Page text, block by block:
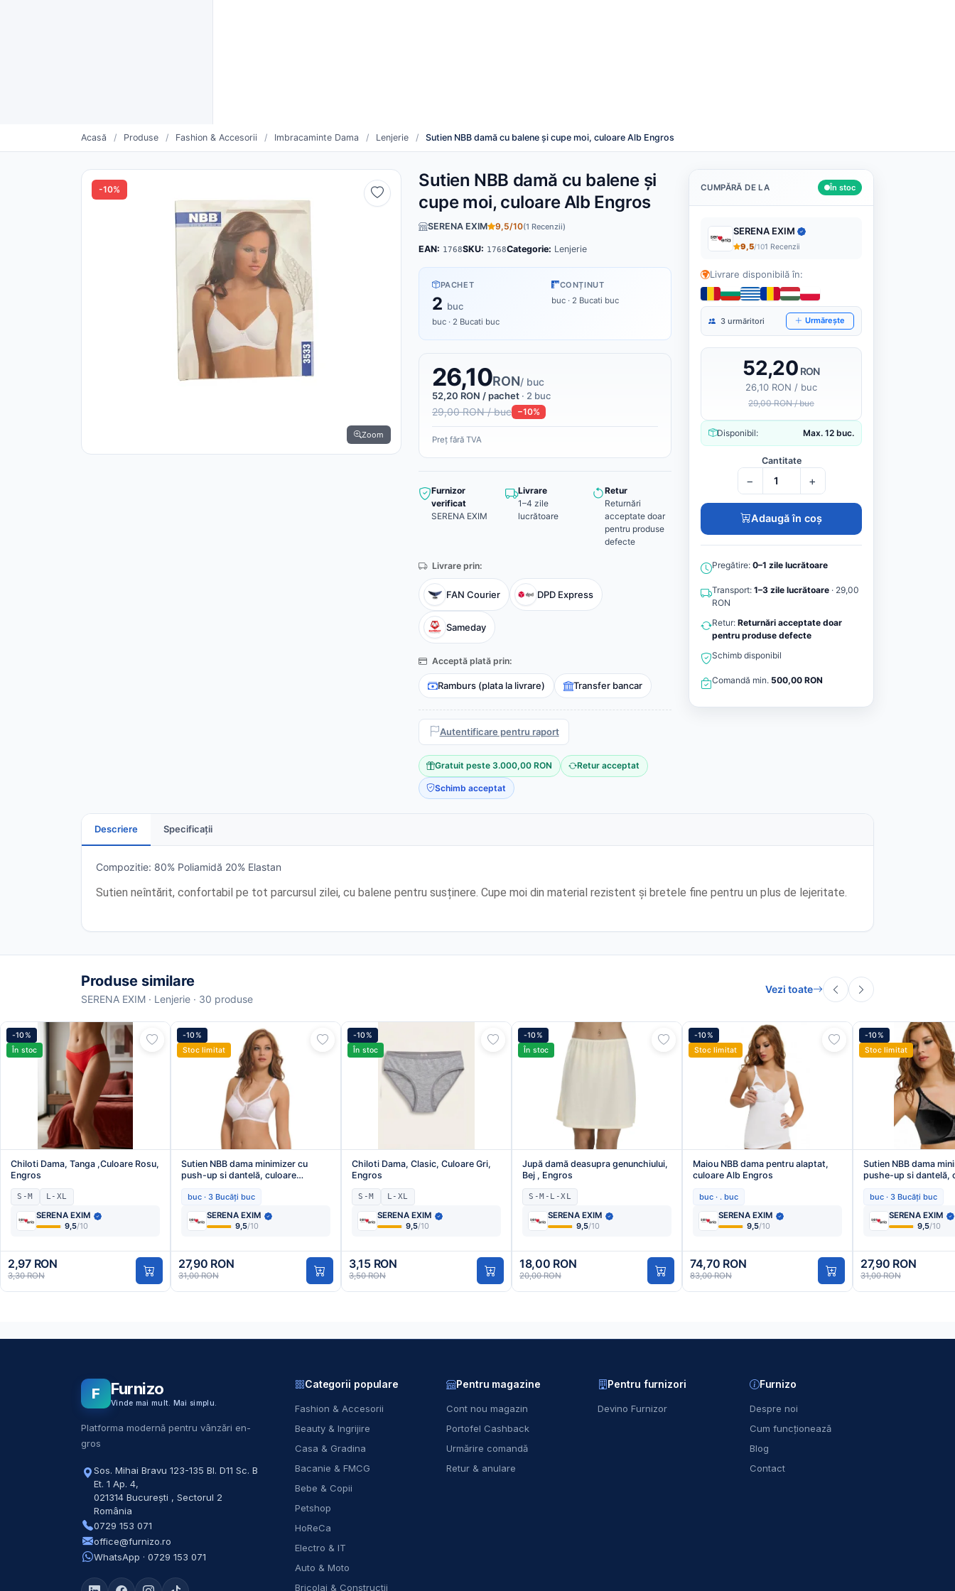
Acasă / Produse / Fashion & Accesorii / Imbracaminte Dama / Lenjerie / Sutien NBB damă cu balene și cupe moi, culoare Alb Engros
-10%
Zoom
Sutien NBB damă cu balene și
cupe moi, culoare Alb Engros
SERENA EXIM 9,5/10(1 Recenzii)
EAN: 1768SKU: 1768Categorie: Lenjerie
PACHET
2 buc
buc · 2 Bucati buc
CONȚINUT
buc · 2 Bucati buc
26,10RON/ buc
52,20 RON / pachet · 2 buc
29,00 RON / buc −10%
Preț fără TVA
Furnizor
verificat
SERENA EXIM
Livrare
1–4 zile
lucrătoare
Retur
Returnări
acceptate doar
pentru produse
defecte
Livrare prin:
FAN Courier DPD Express
Sameday
Acceptă plată prin:
Ramburs (plata la livrare) Transfer bancar
Autentificare pentru raport
Gratuit peste 3.000,00 RON Retur acceptat
Schimb acceptat
CUMPĂRĂ DE LA În stoc
SERENA EXIM
9,5/101 Recenzii
Livrare disponibilă în:
3 urmăritori Urmărește
52,20 RON
26,10 RON / buc
29,00 RON / buc
Disponibil: Max. 12 buc.
Cantitate
− +
Adaugă în coș
Pregătire: 0–1 zile lucrătoare
Transport: 1–3 zile lucrătoare · 29,00
RON
Retur: Returnări acceptate doar
pentru produse defecte
Schimb disponibil
Comandă min. 500,00 RON
Descriere Specificații
Compozitie: 80% Poliamidă 20% Elastan
Sutien neîntărit, confortabil pe tot parcursul zilei, cu balene pentru susținere. Cupe moi din material rezistent și bretele fine pentru un plus de lejeritate.
Produse similare
SERENA EXIM · Lenjerie · 30 produse
Vezi toate
-10%
În stoc
Chiloti Dama, Tanga ,Culoare Rosu,
Engros
S-M L-XL
SERENA EXIM
9,5/10
2,97 RON
3,30 RON
-10%
Stoc limitat
Sutien NBB dama minimizer cu
push-up si dantelă, culoare
buc · 3 Bucăți buc
SERENA EXIM
9,5/10
27,90 RON
31,00 RON
-10%
În stoc
Chiloti Dama, Clasic, Culoare Gri,
Engros
S-M L-XL
SERENA EXIM
9,5/10
3,15 RON
3,50 RON
-10%
În stoc
Jupă damă deasupra genunchiului,
Bej , Engros
S-M-L-XL
SERENA EXIM
9,5/10
18,00 RON
20,00 RON
-10%
Stoc limitat
Maiou NBB dama pentru alaptat,
culoare Alb Engros
buc · . buc
SERENA EXIM
9,5/10
74,70 RON
83,00 RON
-10%
Stoc limitat
Sutien NBB dama
pushe-up si dantelă,
buc · 3 Bucăți buc
SERENA EXIM
9,5/10
27,90 RON
31,00 RON
F Furnizo
Vinde mai mult. Mai simplu.
Platforma modernă pentru vânzări en-
gros
Sos. Mihai Bravu 123-135 Bl. D11 Sc. B
Et. 1 Ap. 4,
021314 București , Sectorul 2
România
0729 153 071
office@furnizo.ro
WhatsApp · 0729 153 071
Categorii populare
Fashion & Accesorii
Beauty & Ingrijire
Casa & Gradina
Bacanie & FMCG
Bebe & Copii
Petshop
HoReCa
Electro & IT
Auto & Moto
Bricolaj & Constructii
Pentru magazine
Cont nou magazin
Portofel Cashback
Urmărire comandă
Retur & anulare
Pentru furnizori
Devino Furnizor
Furnizo
Despre noi
Cum funcționează
Blog
Contact